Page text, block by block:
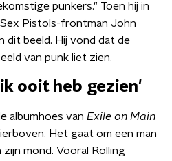
punkers." Toen hij in
Pistols-frontman John
dit beeld. Hij vond dat de
van punk liet zien.
ooit heb gezien'
albumhoes van Exile on Main
Het gaat om een man
zijn mond. Vooral Rolling